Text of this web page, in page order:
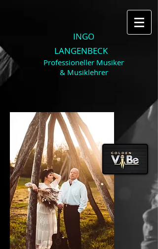
INGO
LANGENBECK
Professioneller Musiker
& Musiklehrer